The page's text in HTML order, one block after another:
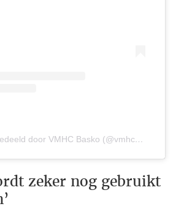
Een bericht gedeeld door VMHC Basko (@vmhc_basko)
zeker nog gebruikt